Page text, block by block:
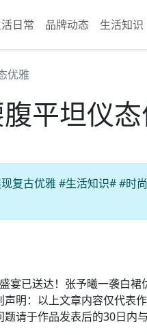
日常 品牌动态 生活知识
优雅
平坦仪
复古优雅 #生活知识# #时
宴已送达！张予曦一袭白
明：以上文章内容仅代表
请于作品发表后的30日内与